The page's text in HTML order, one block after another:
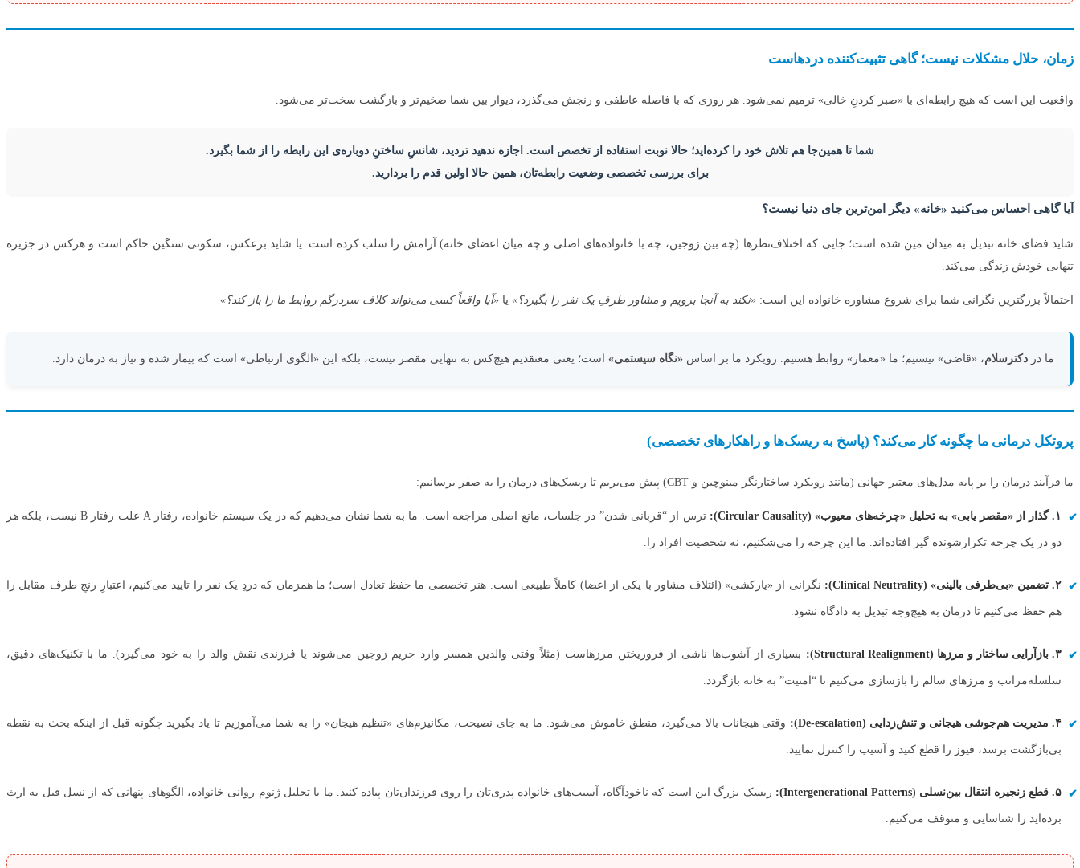
زمان، حلال مشکلات نیست؛ گاهی تثبیت‌کننده دردهاست
واقعیت این است که هیچ رابطه‌ای با «صبر کردنِ خالی» ترمیم نمی‌شود. هر روزی که با فاصله عاطفی و رنجش می‌گذرد، دیوار بین شما ضخیم‌تر و بازگشت سخت‌تر می‌شود.
شما تا همین‌جا هم تلاش خود را کرده‌اید؛ حالا نوبت استفاده از تخصص است. اجازه ندهید تردید، شانسِ ساختنِ دوباره‌ی این رابطه را از شما بگیرد.
برای بررسی تخصصی وضعیت رابطه‌تان، همین حالا اولین قدم را بردارید.
آیا گاهی احساس می‌کنید «خانه» دیگر امن‌ترین جای دنیا نیست؟
شاید فضای خانه تبدیل به میدان مین شده است؛ جایی که اختلاف‌نظرها (چه بین زوجین، چه با خانواده‌های اصلی و چه میان اعضای خانه) آرامش را سلب کرده است. یا شاید برعکس، سکوتی سنگین حاکم است و هرکس در جزیره
تنهایی خودش زندگی می‌کند.
احتمالاً بزرگترین نگرانی شما برای شروع مشاوره خانواده این است: «نکند به آنجا برویم و مشاور طرفِ یک نفر را بگیرد؟» یا «آیا واقعاً کسی می‌تواند کلاف سردرگم روابط ما را باز کند؟»
ما در دکترسلام، «قاضی» نیستیم؛ ما «معمار» روابط هستیم. رویکرد ما بر اساس «نگاه سیستمی» است؛ یعنی معتقدیم هیچ‌کس به تنهایی مقصر نیست، بلکه این «الگوی ارتباطی» است که بیمار شده و نیاز به درمان دارد.
پروتکل درمانی ما چگونه کار می‌کند؟ (پاسخ به ریسک‌ها و راهکارهای تخصصی)
ما فرآیند درمان را بر پایه مدل‌های معتبر جهانی (مانند رویکرد ساختارنگر مینوچین و CBT) پیش می‌بریم تا ریسک‌های درمان را به صفر برسانیم:
۱. گذار از «مقصر یابی» به تحلیل «چرخه‌های معیوب» (Circular Causality): ترس از “قربانی شدن” در جلسات، مانع اصلی مراجعه است. ما به شما نشان می‌دهیم که در یک سیستم خانواده، رفتار A علت رفتار B نیست، بلکه هر
دو در یک چرخه تکرارشونده گیر افتاده‌اند. ما این چرخه را می‌شکنیم، نه شخصیت افراد را.
۲. تضمین «بی‌طرفی بالینی» (Clinical Neutrality): نگرانی از «یارکشی» (ائتلاف مشاور با یکی از اعضا) کاملاً طبیعی است. هنر تخصصی ما حفظ تعادل است؛ ما همزمان که دردِ یک نفر را تایید می‌کنیم، اعتبارِ رنجِ طرف مقابل را
هم حفظ می‌کنیم تا درمان به هیچ‌وجه تبدیل به دادگاه نشود.
۳. بازآرایی ساختار و مرزها (Structural Realignment): بسیاری از آشوب‌ها ناشی از فروریختن مرزهاست (مثلاً وقتی والدین همسر وارد حریم زوجین می‌شوند یا فرزندی نقش والد را به خود می‌گیرد). ما با تکنیک‌های دقیق،
سلسله‌مراتب و مرزهای سالم را بازسازی می‌کنیم تا “امنیت” به خانه بازگردد.
۴. مدیریت هم‌جوشی هیجانی و تنش‌زدایی (De-escalation): وقتی هیجانات بالا می‌گیرد، منطق خاموش می‌شود. ما به جای نصیحت، مکانیزم‌های «تنظیم هیجان» را به شما می‌آموزیم تا یاد بگیرید چگونه قبل از اینکه بحث به نقطه
بی‌بازگشت برسد، فیوز را قطع کنید و آسیب را کنترل نمایید.
۵. قطع زنجیره انتقال بین‌نسلی (Intergenerational Patterns): ریسک بزرگ این است که ناخودآگاه، آسیب‌های خانواده پدری‌تان را روی فرزندان‌تان پیاده کنید. ما با تحلیل ژنوم روانی خانواده، الگوهای پنهانی که از نسل قبل به ارث
برده‌اید را شناسایی و متوقف می‌کنیم.